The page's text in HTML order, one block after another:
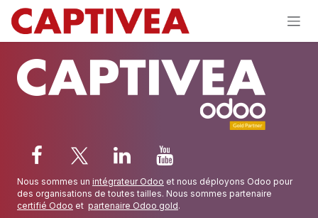
Se rendre au contenu
Nous sommes un intégrateur Odoo et nous déployons Odoo pour
des organisations de toutes tailles. Nous sommes partenaire
certifié Odoo et partenaire Odoo gold.